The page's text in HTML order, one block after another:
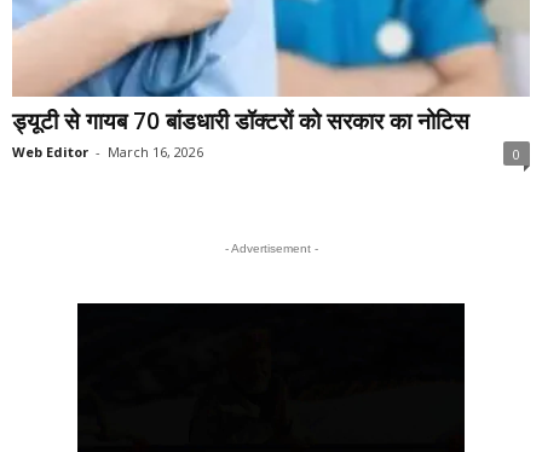
ड्यूटी से गायब 70 बांडधारी डॉक्टरों को सरकार का नोटिस
Web Editor - March 16, 2026 0
- Advertisement -